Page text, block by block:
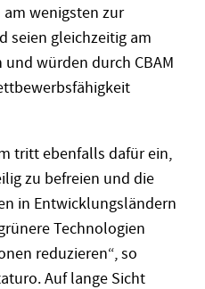
am wenigsten zur
seien gleichzeitig am
würden durch CBAM
tritt ebenfalls dafür ein,
zu befreien und die
in Entwicklungsländern
Technologien
reduzieren“, so
Auf lange Sicht